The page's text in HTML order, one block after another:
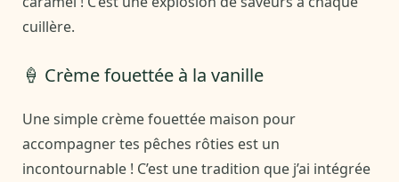
cuillère.
🍦 Crème fouettée à la vanille
Une simple crème fouettée maison pour
accompagner tes pêches rôties est un
incontournable ! C’est une tradition que j’ai intégrée